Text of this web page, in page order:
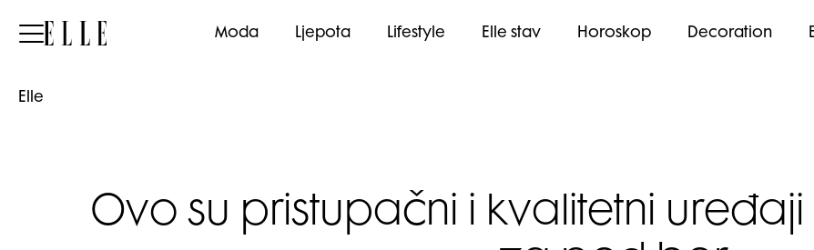
Elle Moda Ljepota Lifestyle Elle stav Horoskop Decoration
Elle
Ovo su pristupačni i kvalitetni